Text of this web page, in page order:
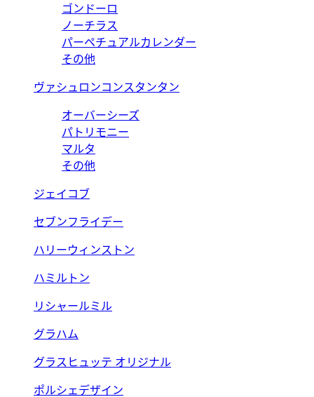
ゴンドーロ
ノーチラス
パーペチュアルカレンダー
その他
ヴァシュロンコンスタンタン
オーバーシーズ
パトリモニー
マルタ
その他
ジェイコブ
セブンフライデー
ハリーウィンストン
ハミルトン
リシャールミル
グラハム
グラスヒュッテ オリジナル
ポルシェデザイン